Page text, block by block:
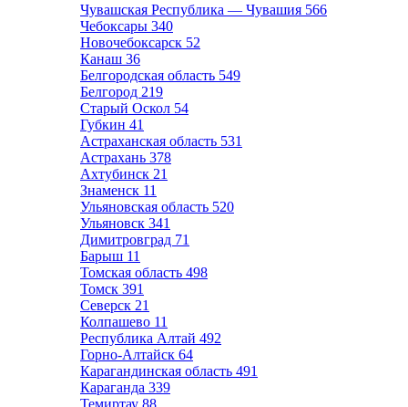
Чувашская Республика — Чувашия 566
Чебоксары 340
Новочебоксарск 52
Канаш 36
Белгородская область 549
Белгород 219
Старый Оскол 54
Губкин 41
Астраханская область 531
Астрахань 378
Ахтубинск 21
Знаменск 11
Ульяновская область 520
Ульяновск 341
Димитровград 71
Барыш 11
Томская область 498
Томск 391
Северск 21
Колпашево 11
Республика Алтай 492
Горно-Алтайск 64
Карагандинская область 491
Караганда 339
Темиртау 88